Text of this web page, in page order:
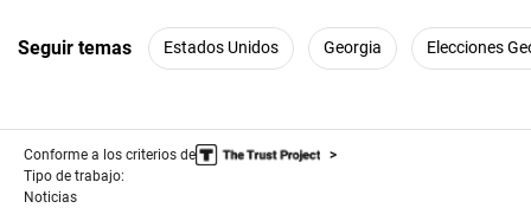
Seguir temas Estados Unidos Georgia Elecciones
Conforme a los criterios de
Tipo de trabajo:
Noticias